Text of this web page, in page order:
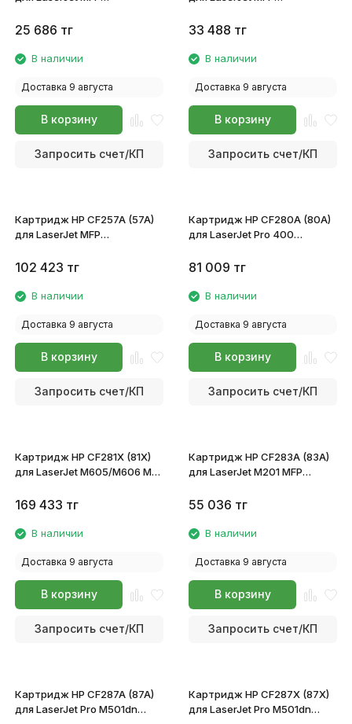
25 686 тг
В наличии
Доставка 9 августа
В корзину
Запросить счет/КП
33 488 тг
В наличии
Доставка 9 августа
В корзину
Запросить счет/КП
Картридж HP CF257A (57A)
для LaserJet MFP
102 423 тг
В наличии
Доставка 9 августа
В корзину
Запросить счет/КП
Картридж HP CF280A (80A)
для LaserJet Pro 400
81 009 тг
В наличии
Доставка 9 августа
В корзину
Запросить счет/КП
Картридж HP CF281X (81X)
для LaserJet M605/M606 MFP
169 433 тг
В наличии
Доставка 9 августа
В корзину
Запросить счет/КП
Картридж HP CF283A (83A)
для LaserJet M201 MFP
55 036 тг
В наличии
Доставка 9 августа
В корзину
Запросить счет/КП
Картридж HP CF287A (87A)
для LaserJet Pro M501dn
Картридж HP CF287X (87X)
для LaserJet Pro M501dn